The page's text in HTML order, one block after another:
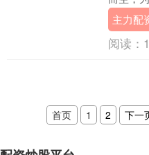
收益。
金向配资
主力配
阅读：
首页 1 2 下一